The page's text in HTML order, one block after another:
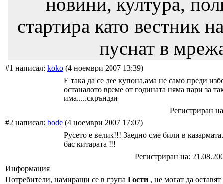
новини, култура,
стартира като вестник
пуснат в
#1 написал: koko (4 ноември 2007 13:39)
Е така да се лее купона,ама не само преди
останалото време от годината няма пари за
има.....скръндзи
Регистриран
#2 написал: bode (4 ноември 2007 17:07)
Русето е велик!!! Заедно сме били в
бас китарата !!!
Регистриран на:
Информация
Потребители, намиращи се в група Гости , не могат да